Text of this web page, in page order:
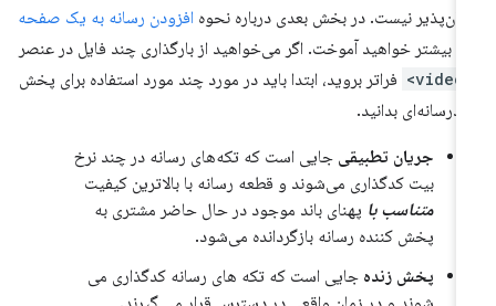
نیست. در بخش بعدی درباره نحوهافزودن رسانه به یک صفحه
بیشتر خواهید آموخت. اگر می‌خواهید از بارگذاری چند فایل در عنصر
فراتر بروید، ابتدا باید در مورد چند مورد استفاده برای پخش
بدانید.
جریان تطبیقی​​جایی است که تکه‌های رسانه در چند نرخ
بیت کدگذاری می‌شوند و قطعه رسانه با بالاترین کیفیت
متناسب باپهنای باند موجود در حال حاضر مشتری به
پخش کننده رسانه بازگردانده می‌شود.
پخش زندهجایی است که تکه های رسانه کدگذاری می